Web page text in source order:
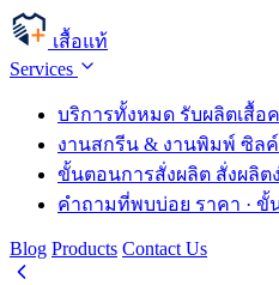
เสื้อแท้
Services
บริการทั้งหมด รับผลิตเสื้อ
งานสกรีน & งานพิมพ์ ซิลค์
ขั้นตอนการสั่งผลิต สั่งผลิต
คำถามที่พบบ่อย ราคา · ขั้
Blog Products Contact Us